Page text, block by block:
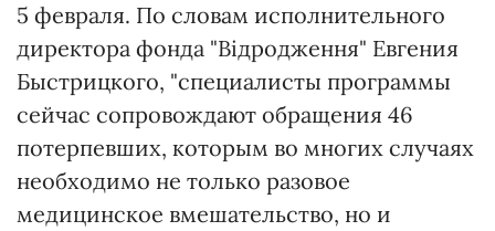
5 февраля. По словам исполнительного
директора фонда "Відродження" Евгения
Быстрицкого, "специалисты программы
сейчас сопровождают обращения 46
потерпевших, которым во многих случаях
необходимо не только разовое
медицинское вмешательство, но и